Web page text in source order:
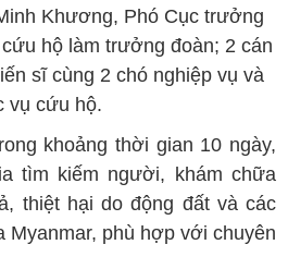
Khương, Phó Cục trưởng
hộ làm trưởng đoàn; 2 cán
sĩ cùng 2 chó nghiệp vụ và
vụ cứu hộ.
khoảng thời gian 10 ngày,
tìm kiếm người, khám chữa
thiệt hại do động đất và các
Myanmar, phù hợp với chuyên